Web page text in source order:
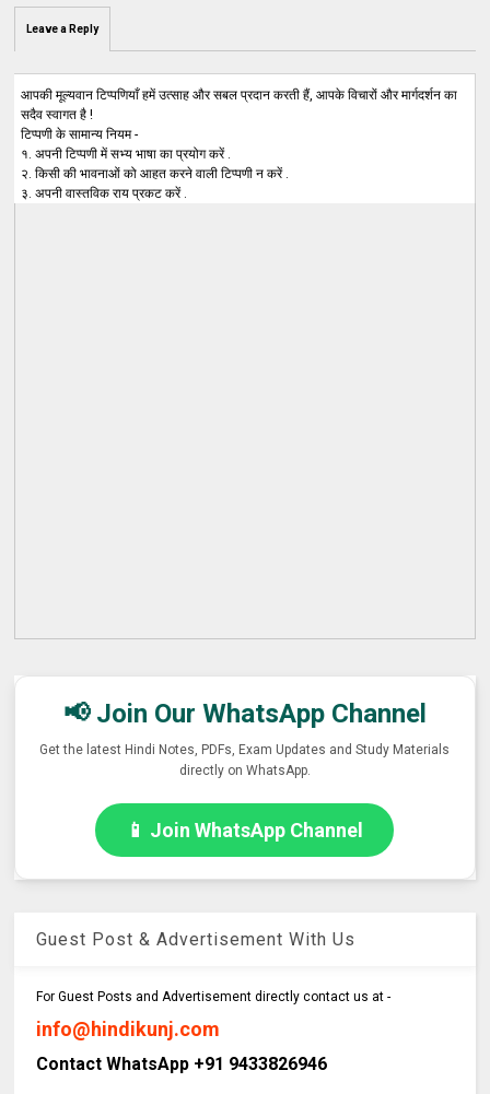
Leave a Reply
आपकी मूल्यवान टिप्पणियाँ हमें उत्साह और सबल प्रदान करती हैं, आपके विचारों और मार्गदर्शन का
सदैव स्वागत है !
टिप्पणी के सामान्य नियम -
१. अपनी टिप्पणी में सभ्य भाषा का प्रयोग करें .
२. किसी की भावनाओं को आहत करने वाली टिप्पणी न करें .
३. अपनी वास्तविक राय प्रकट करें .
📢 Join Our WhatsApp Channel
Get the latest Hindi Notes, PDFs, Exam Updates and Study Materials
directly on WhatsApp.
📱 Join WhatsApp Channel
Guest Post & Advertisement With Us
For Guest Posts and Advertisement directly contact us at -
info@hindikunj.com
Contact WhatsApp +91 9433826946